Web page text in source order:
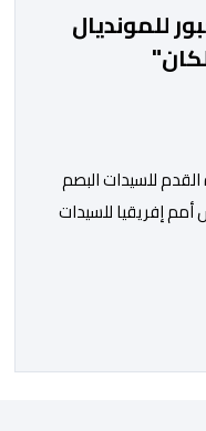
للمونديال
للسيدات البصم
إفريقيا للسيدات